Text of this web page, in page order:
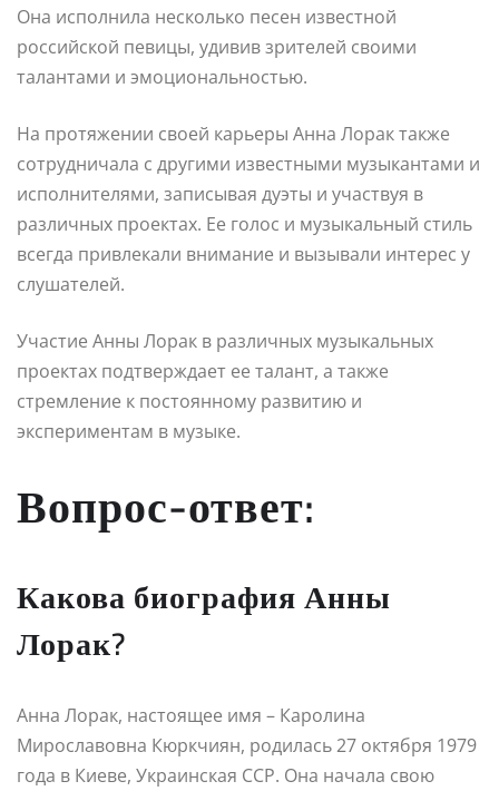
Она исполнила несколько песен известной
российской певицы, удивив зрителей своими
талантами и эмоциональностью.
На протяжении своей карьеры Анна Лорак также
сотрудничала с другими известными музыкантами и
исполнителями, записывая дуэты и участвуя в
различных проектах. Ее голос и музыкальный стиль
всегда привлекали внимание и вызывали интерес у
слушателей.
Участие Анны Лорак в различных музыкальных
проектах подтверждает ее талант, а также
стремление к постоянному развитию и
экспериментам в музыке.
Вопрос-ответ:
Какова биография Анны
Лорак?
Анна Лорак, настоящее имя – Каролина
Мирославовна Кюркчиян, родилась 27 октября 1979
года в Киеве, Украинская ССР. Она начала свою